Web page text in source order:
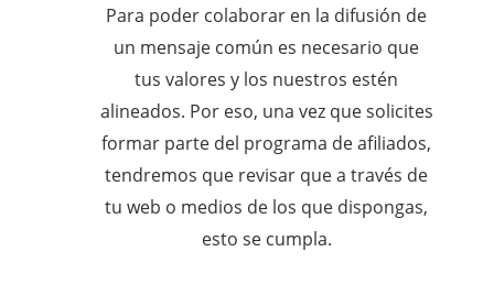
Para poder colaborar en la difusión de
un mensaje común es necesario que
tus valores y los nuestros estén
alineados. Por eso, una vez que solicites
formar parte del programa de afiliados,
tendremos que revisar que a través de
tu web o medios de los que dispongas,
esto se cumpla.